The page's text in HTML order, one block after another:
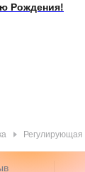
Рождения!